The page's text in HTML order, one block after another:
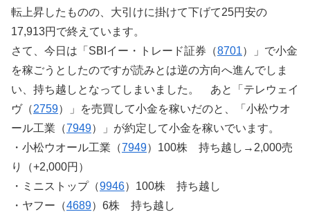
転上昇したものの、大引けに掛けて下げて25円安の
17,913円で終えています。
さて、今日は「SBIイー・トレード証券（8701）」で小金
を稼ごうとしたのですが読みとは逆の方向へ進んでしま
い、持ち越しとなってしまいました。 あと「テレウェイ
ヴ（2759）」を売買して小金を稼いだのと、「小松ウオ
ール工業（7949）」が約定して小金を稼いでいます。
・小松ウオール工業（7949）100株 持ち越し→2,000売
り（+2,000円）
・ミニストップ（9946）100株 持ち越し
・ヤフー（4689）6株 持ち越し